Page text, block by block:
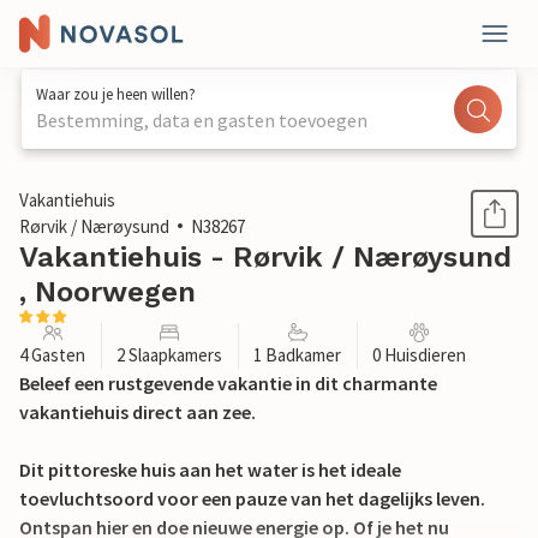
Waar zou je heen willen?
Bestemming, data en gasten toevoegen
1 / 23
Vakantiehuis
Rørvik / Nærøysund
N38267
Vakantiehuis - Rørvik / Nærøysund
, Noorwegen
4 Gasten 2 Slaapkamers 1 Badkamer 0 Huisdieren
Beleef een rustgevende vakantie in dit charmante
vakantiehuis direct aan zee.
Dit pittoreske huis aan het water is het ideale
toevluchtsoord voor een pauze van het dagelijks leven.
Ontspan hier en doe nieuwe energie op. Of je het nu